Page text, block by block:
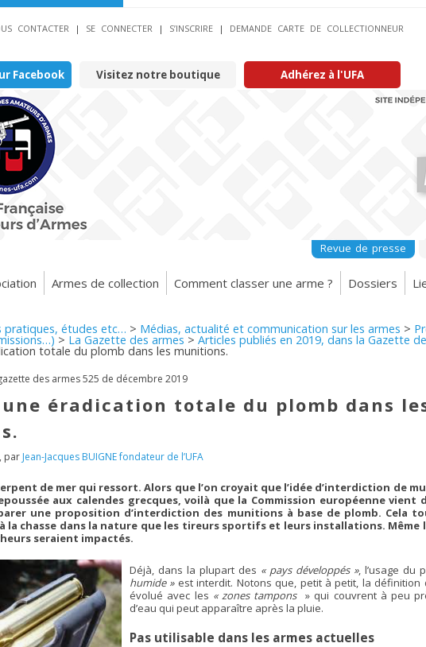
CONTACTER | SE CONNECTER | S’INSCRIRE | DEMANDE CARTE DE COLLECTIONNEUR
Facebook Visitez notre boutique Adhérez à l'UFA
Revue de presse
Armes de collection Comment classer une arme ? Dossiers
pratiques, études etc… > Médias, actualité et communication sur les armes >
> La Gazette des armes > Articles publiés en 2019, dans la Gazette
totale du plomb dans les munitions.
des armes 525 de décembre 2019
une éradication totale du plomb dans
, par Jean-Jacques BUIGNE fondateur de l’UFA
de mer qui ressort. Alors que l’on croyait que l’idée d’interdiction de
aux calendes grecques, voilà que la Commission européenne vient
une proposition d’interdiction des munitions à base de plomb. Cela
la chasse dans la nature que les tireurs sportifs et leurs installations. Même
seraient impactés.
Déjà, dans la plupart des « pays développés », l’usage du
humide » est interdit. Notons que, petit à petit, la définition
évolué avec les « zones tampons » qui couvrent à peu
d’eau qui peut apparaître après la pluie.
Pas utilisable dans les armes actuelles